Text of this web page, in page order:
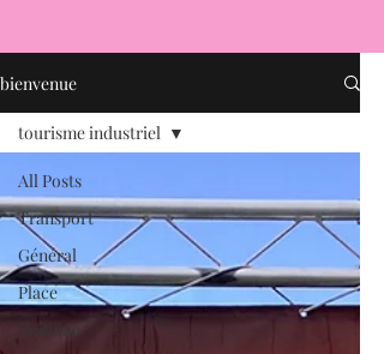
bienvenue
All Posts
Transport
Général
Place
fontaine
tourisme industriel